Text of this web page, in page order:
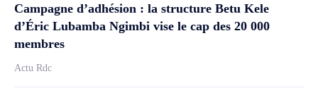
Campagne d’adhésion : la structure Betu Kele
d’Éric Lubamba Ngimbi vise le cap des 20 000
membres
Actu Rdc